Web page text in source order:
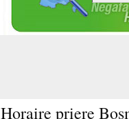
Horaire priere